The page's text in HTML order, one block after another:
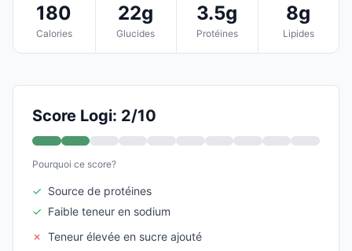
180
Calories
22g
Glucides
3.5g
Protéines
8g
Lipides
Score Logi: 2/10
Pourquoi ce score?
✓ Source de protéines
✓ Faible teneur en sodium
✗ Teneur élevée en sucre ajouté